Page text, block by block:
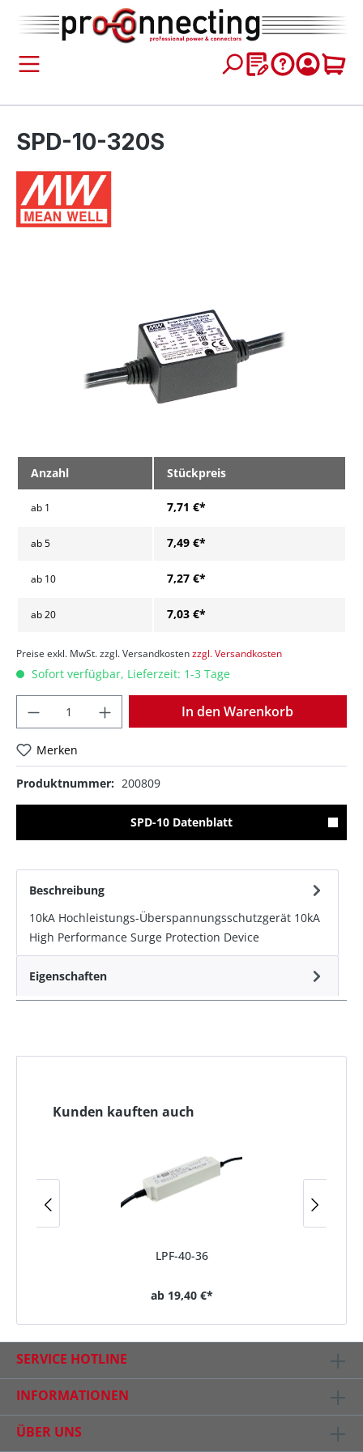
springen
SPD-10-320S
Anzahl Stückpreis
ab 1 7,71 €*
ab5 7,49 €*
ab 10 7,27 €*
ab20 7,03 €*
Preise exkl. MwSt. zzgl. Versandkostenzzgl. Versandkosten
Sofort verfügbar, Lieferzeit: 1-3 Tage
In den Warenkorb
Merken
Produktnummer: 200809
SPD-10 Datenblatt
Beschreibung
10kA Hochleistungs-Überspannungsschutzgerät 10kA
High Performance Surge Protection Device
Eigenschaften
Kunden kauften auch
LPF-40-36
ab 19,40 €*
SERVICE HOTLINE
INFORMATIONEN
ÜBER UNS